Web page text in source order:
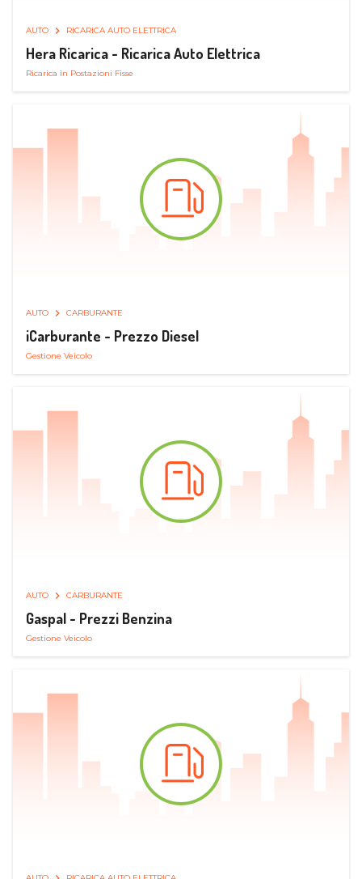
AUTO RICARICA AUTO ELETTRICA
Hera Ricarica - Ricarica Auto Elettrica
Ricarica in Postazioni Fisse
AUTO CARBURANTE
iCarburante - Prezzo Diesel
Gestione Veicolo
AUTO CARBURANTE
Gaspal - Prezzi Benzina
Gestione Veicolo